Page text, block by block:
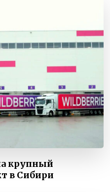
крупный
в Сибири